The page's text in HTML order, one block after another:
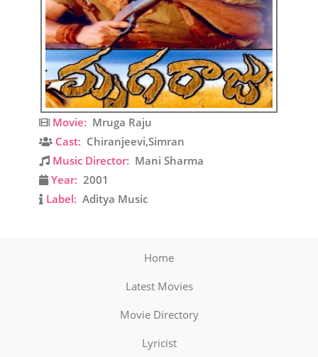
Movie: Mruga Raju
Cast: Chiranjeevi,Simran
Music Director: Mani Sharma
Year: 2001
Label: Aditya Music
Home
Latest Movies
Movie Directory
Lyricist